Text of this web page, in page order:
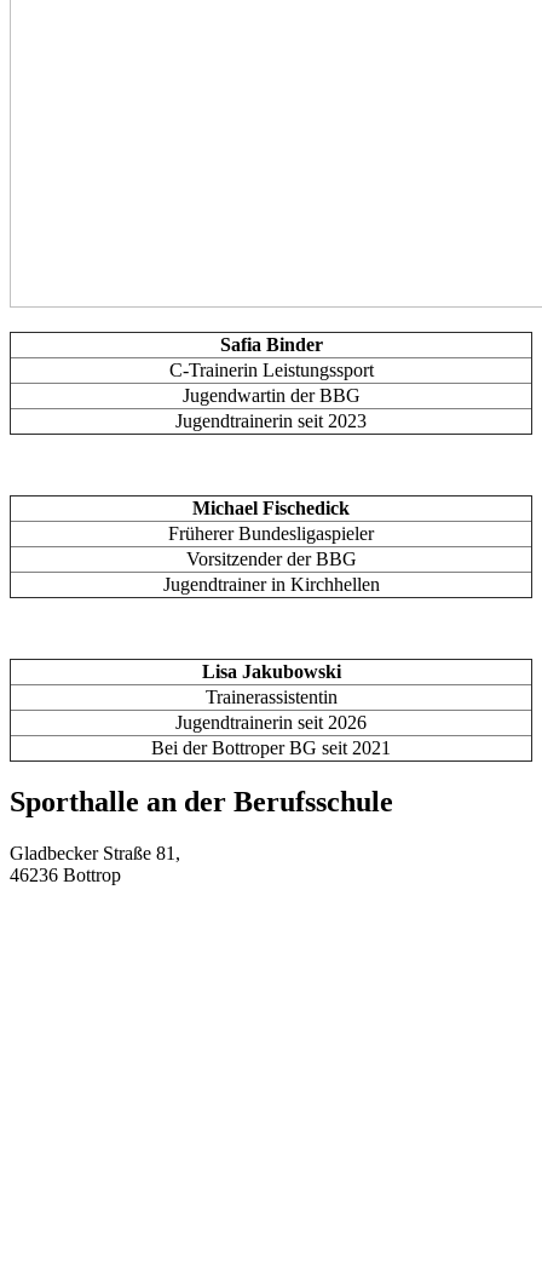
Safia Binder
C-Trainerin Leistungssport
Jugendwartin der BBG
Jugendtrainerin seit 2023
Michael Fischedick
Früherer Bundesligaspieler
Vorsitzender der BBG
Jugendtrainer in Kirchhellen
Lisa Jakubowski
Trainerassistentin
Jugendtrainerin seit 2026
Bei der Bottroper BG seit 2021
Sporthalle an der Berufsschule
Gladbecker Straße 81,
46236 Bottrop